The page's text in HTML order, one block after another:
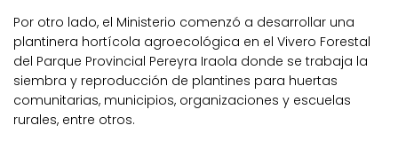
Por otro lado, el Ministerio comenzó a desarrollar una
plantinera hortícola agroecológica en el Vivero Forestal
del Parque Provincial Pereyra Iraola donde se trabaja la
siembra y reproducción de plantines para huertas
comunitarias, municipios, organizaciones y escuelas
rurales, entre otros.